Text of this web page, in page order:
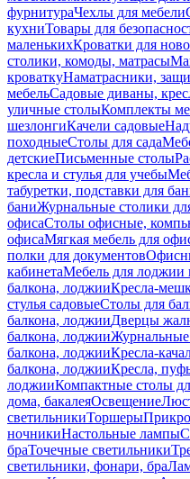
фурнитураЧехлы для мебели
кухниТовары для
маленькихКроватки для
столики, комоды, матрасы
кроваткуНаматрасники,
мебельСадовые диваны,
уличные столыКомплекты
шезлонгиКачели садовые
походныеСтолы для сада
детскиеПисьменные столы
кресла и стулья для учебы
табуретки, подставки для
баниЖурнальные столики
офисаСтолы офисные,
офисаМягкая мебель для
полки для документов
кабинетаМебель для лоджии
балкона, лоджииКресла-
стулья садовыеСтолы для
балкона, лоджииДверцы
балкона, лоджии
балкона, лоджииКресла-
балкона, лоджииКресла,
лоджииКомпактные столы
дома, бакалеяОсвещение
светильникиТоршеры
ночникиНастольные лампы
браТочечные светильники
светильники, фонари, бра